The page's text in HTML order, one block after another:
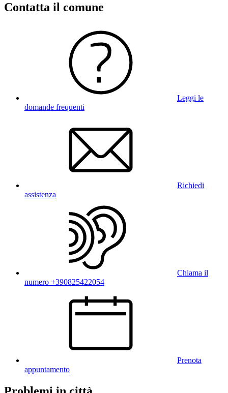
Contatta il comune
Leggi le
domande frequenti
Richiedi
assistenza
Chiama il
numero +390825422054
Prenota
appuntamento